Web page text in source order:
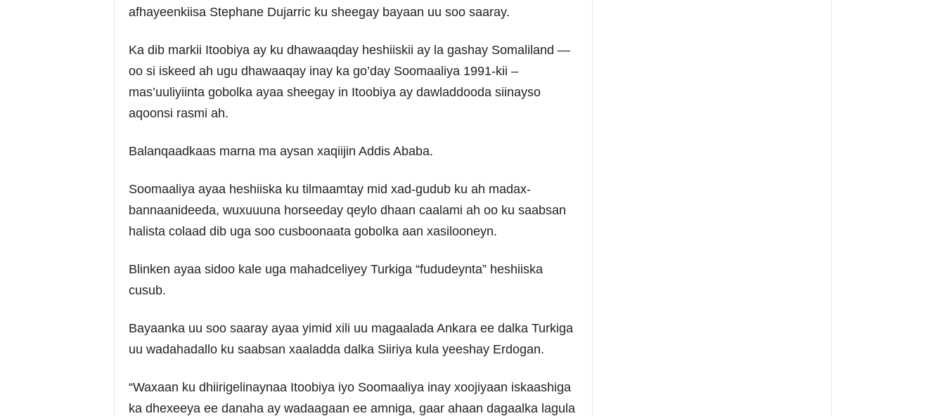
afhayeenkiisa Stephane Dujarric ku sheegay bayaan uu soo saaray.
Ka dib markii Itoobiya ay ku dhawaaqday heshiiskii ay la gashay Somaliland —
oo si iskeed ah ugu dhawaaqay inay ka go’day Soomaaliya 1991-kii –
mas’uuliyiinta gobolka ayaa sheegay in Itoobiya ay dawladdooda siinayso
aqoonsi rasmi ah.
Balanqaadkaas marna ma aysan xaqiijin Addis Ababa.
Soomaaliya ayaa heshiiska ku tilmaamtay mid xad-gudub ku ah madax-
bannaanideeda, wuxuuuna horseeday qeylo dhaan caalami ah oo ku saabsan
halista colaad dib uga soo cusboonaata gobolka aan xasilooneyn.
Blinken ayaa sidoo kale uga mahadceliyey Turkiga “fududeynta” heshiiska
cusub.
Bayaanka uu soo saaray ayaa yimid xili uu magaalada Ankara ee dalka Turkiga
uu wadahadallo ku saabsan xaaladda dalka Siiriya kula yeeshay Erdogan.
“Waxaan ku dhiirigelinaynaa Itoobiya iyo Soomaaliya inay xoojiyaan iskaashiga
ka dhexeeya ee danaha ay wadaagaan ee amniga, gaar ahaan dagaalka lagula